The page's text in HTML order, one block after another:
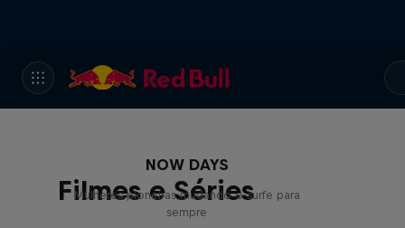
Filmes e Séries
NOW DAYS
Mulheres pioneiras mudando o surfe para
sempre